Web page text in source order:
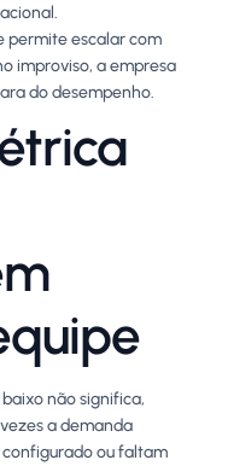
permite escalar com
improviso, a empresa
do desempenho.
não significa,
a demanda
ou faltam